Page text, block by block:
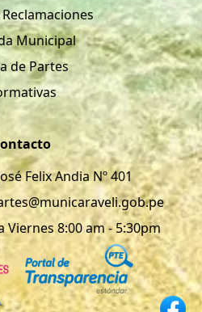
Municipal
de Partes
Felix Andia Nº 401
Viernes 8:00 am - 5:30pm